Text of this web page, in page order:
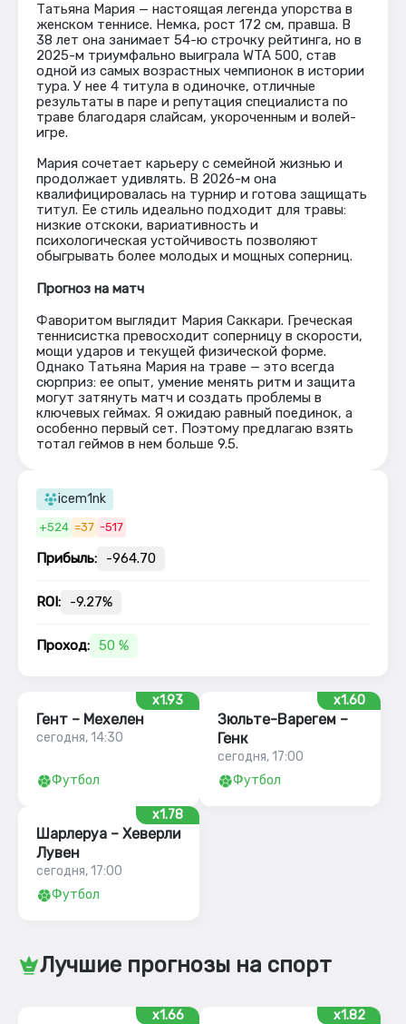
Татьяна Мария — настоящая легенда упорства в
женском теннисе. Немка, рост 172 см, правша. В
38 лет она занимает 54-ю строчку рейтинга, но в
2025-м триумфально выиграла WTA 500, став
одной из самых возрастных чемпионок в истории
тура. У нее 4 титула в одиночке, отличные
результаты в паре и репутация специалиста по
траве благодаря слайсам, укороченным и волей-
игре.
Мария сочетает карьеру с семейной жизнью и
продолжает удивлять. В 2026-м она
квалифицировалась на турнир и готова защищать
титул. Ее стиль идеально подходит для травы:
низкие отскоки, вариативность и
психологическая устойчивость позволяют
обыгрывать более молодых и мощных соперниц.
Прогноз на матч
Фаворитом выглядит Мария Саккари. Греческая
теннисистка превосходит соперницу в скорости,
мощи ударов и текущей физической форме.
Однако Татьяна Мария на траве — это всегда
сюрприз: ее опыт, умение менять ритм и защита
могут затянуть матч и создать проблемы в
ключевых геймах. Я ожидаю равный поединок, а
особенно первый сет. Поэтому предлагаю взять
тотал геймов в нем больше 9.5.
icem1nk
+524 =37 -517
Прибыль: -964.70
ROI: -9.27%
Проход: 50 %
x1.93
Гент – Мехелен
сегодня, 14:30
Футбол
x1.60
Зюльте-Варегем –
Генк
сегодня, 17:00
Футбол
x1.78
Шарлеруа – Хеверли
Лувен
сегодня, 17:00
Футбол
Лучшие прогнозы на спорт
x1.66 x1.82